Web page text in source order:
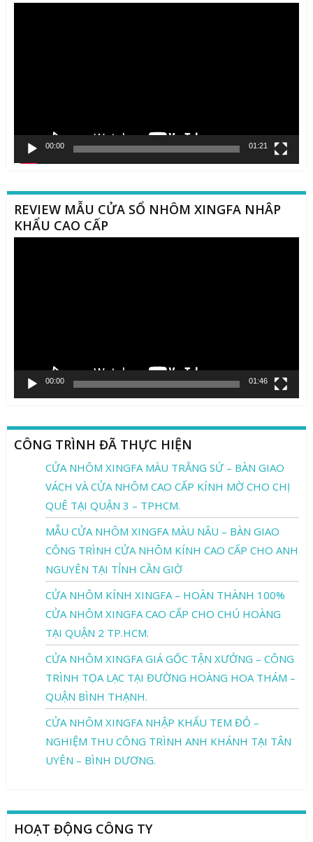
00:00 01:21
REVIEW MẪU CỬA SỔ NHÔM XINGFA NHÂP
KHẨU CAO CẤP
00:00 01:46
CÔNG TRÌNH ĐÃ THỰC HIỆN
CỬA NHÔM XINGFA MÀU TRẮNG SỨ – BÀN GIAO
VÁCH VÀ CỬA NHÔM CAO CẤP KÍNH MỜ CHO CHỊ
QUÊ TẠI QUẬN 3 – TPHCM.
MẪU CỬA NHÔM XINGFA MÀU NÂU – BÀN GIAO
CÔNG TRÌNH CỬA NHÔM KÍNH CAO CẤP CHO ANH
NGUYÊN TẠI TỈNH CẦN GIỜ
CỬA NHÔM KÍNH XINGFA – HOÀN THÀNH 100%
CỬA NHÔM XINGFA CAO CẤP CHO CHÚ HOÀNG
TẠI QUẬN 2 TP.HCM.
CỬA NHÔM XINGFA GIÁ GỐC TẬN XƯỞNG – CÔNG
TRÌNH TỌA LẠC TẠI ĐƯỜNG HOÀNG HOA THÁM –
QUẬN BÌNH THẠNH.
CỬA NHÔM XINGFA NHẬP KHẨU TEM ĐỎ –
NGHIỆM THU CÔNG TRÌNH ANH KHÁNH TẠI TÂN
UYÊN – BÌNH DƯƠNG.
HOẠT ĐỘNG CÔNG TY